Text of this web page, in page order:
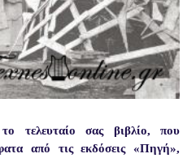
τελευταίο σας βιβλίο, που
από τις εκδόσεις «Πηγή»,